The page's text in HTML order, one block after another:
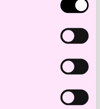
med oss på en